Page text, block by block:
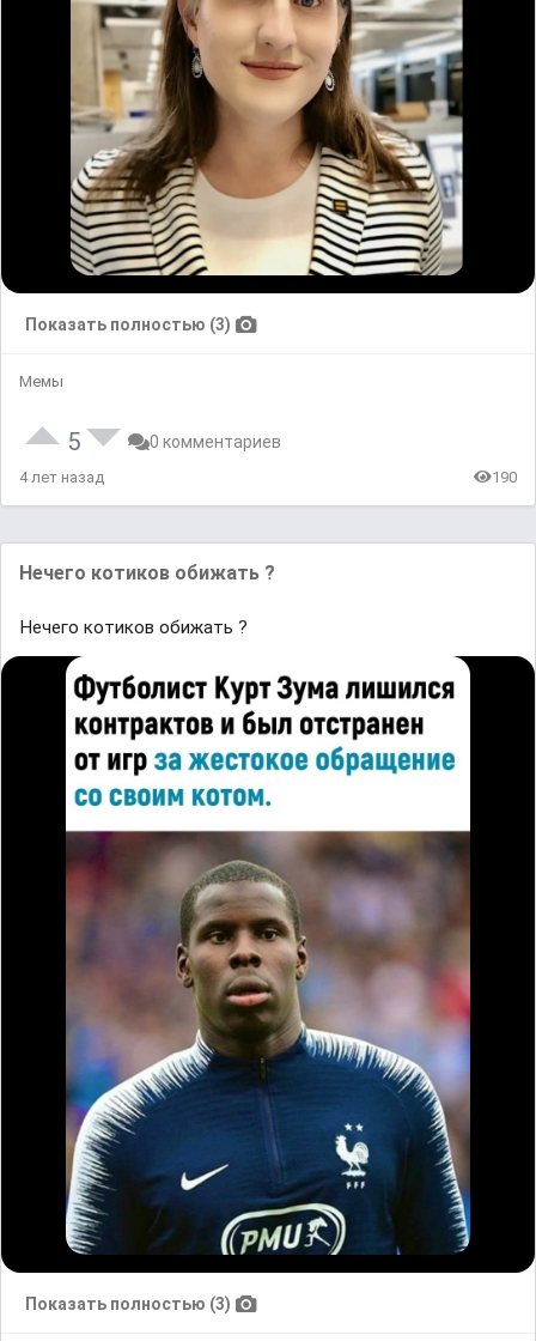
Показать полностью (3)
Мемы
5 0 комментариев
4 лет назад 190
Нечего котиков обижать ?
Нечего котиков обижать ?
Показать полностью (3)